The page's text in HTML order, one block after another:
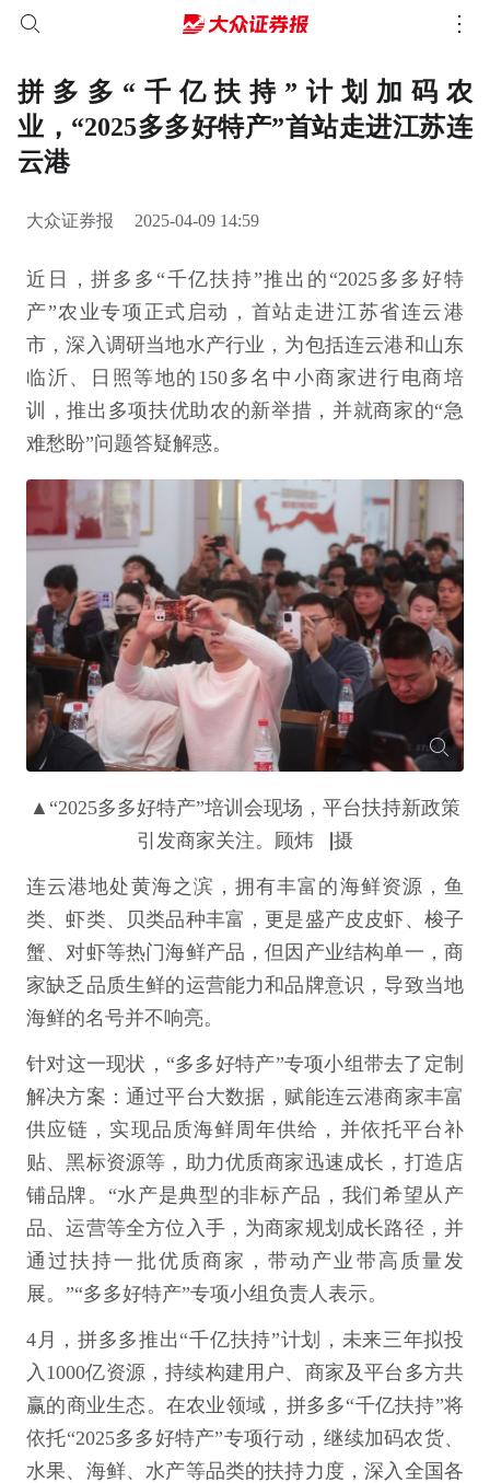
拼多多“千亿扶持”计划加码农
业，“2025多多好特产”首站走进江苏连
云港
大众证券报 2025-04-09 14:59
近日，拼多多“千亿扶持”推出的“2025多多好特
产”农业专项正式启动，首站走进江苏省连云港
市，深入调研当地水产行业，为包括连云港和山东
临沂、日照等地的150多名中小商家进行电商培
训，推出多项扶优助农的新举措，并就商家的“急
难愁盼”问题答疑解惑。
▲“2025多多好特产”培训会现场，平台扶持新政策
引发商家关注。顾炜▕摄
连云港地处黄海之滨，拥有丰富的海鲜资源，鱼
类、虾类、贝类品种丰富，更是盛产皮皮虾、梭子
蟹、对虾等热门海鲜产品，但因产业结构单一，商
家缺乏品质生鲜的运营能力和品牌意识，导致当地
海鲜的名号并不响亮。
针对这一现状，“多多好特产”专项小组带去了定制
解决方案：通过平台大数据，赋能连云港商家丰富
供应链，实现品质海鲜周年供给，并依托平台补
贴、黑标资源等，助力优质商家迅速成长，打造店
铺品牌。“水产是典型的非标产品，我们希望从产
品、运营等全方位入手，为商家规划成长路径，并
通过扶持一批优质商家，带动产业带高质量发
展。”“多多好特产”专项小组负责人表示。
4月，拼多多推出“千亿扶持”计划，未来三年拟投
入1000亿资源，持续构建用户、商家及平台多方共
赢的商业生态。在农业领域，拼多多“千亿扶持”将
依托“2025多多好特产”专项行动，继续加码农货、
水果、海鲜、水产等品类的扶持力度，深入全国各